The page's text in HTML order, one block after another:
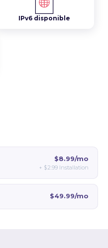
IPv6 disponible
$8.99/mo
+ $2.99 Installation
$49.99/mo